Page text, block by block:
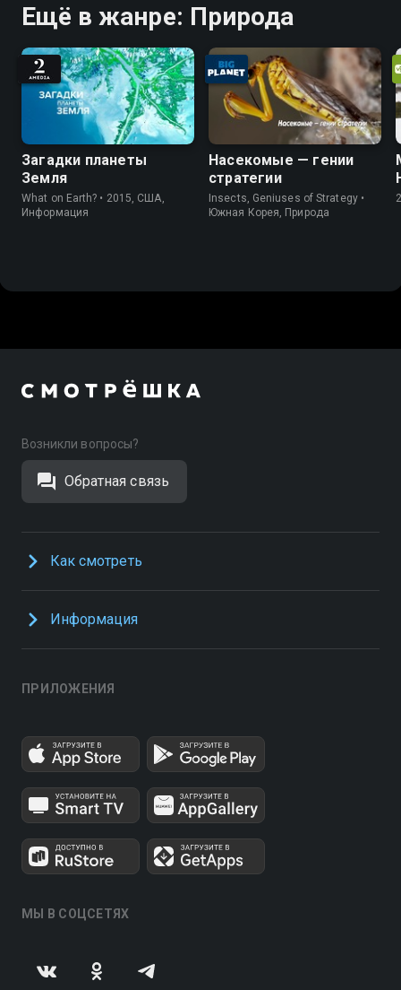
Ещё в жанре: Природа
Загадки планеты
Земля
What on Earth? • 2015, США,
Информация
Насекомые — гении
стратегии
Insects, Geniuses of Strategy •
Южная Корея, Природа
Возникли вопросы?
Обратная связь
Как смотреть
Информация
ПРИЛОЖЕНИЯ
МЫ В СОЦСЕТЯХ